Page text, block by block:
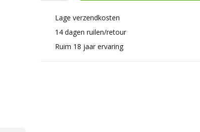
Lage verzendkosten
14 dagen ruilen/retour
Ruim 18 jaar ervaring